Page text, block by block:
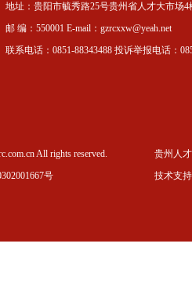
地址：贵阳市毓秀路25号贵州省人才大市场
邮 编：550001 E-mail：gzrcxxw@yeah.net
联系电话：0851-88343488 投诉举报电话：
All rights reserved.
号
贵州人
技术支